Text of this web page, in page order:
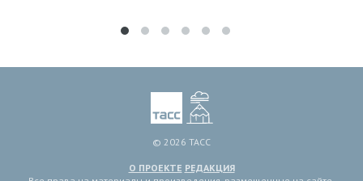
© 2026 ТАСС
О ПРОЕКТЕ РЕДАКЦИЯ